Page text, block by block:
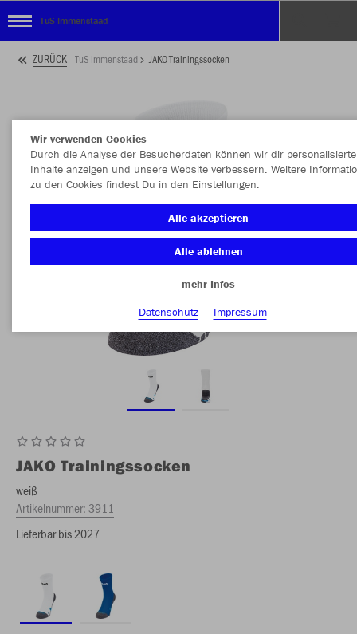
TuS Immenstaad
ZURÜCK TuS Immenstaad JAKO Trainingssocken
JAKO Trainingssocken
weiß
Artikelnummer:3911
Lieferbar bis 2027
Wir verwenden Cookies
Durch die Analyse der Besucherdaten können wir dir personalisierte
Inhalte anzeigen und unsere Website verbessern. Weitere
zu den Cookies findest Du in den Einstellungen.
Alle akzeptieren
Alle ablehnen
mehr Infos
Datenschutz
Impressum